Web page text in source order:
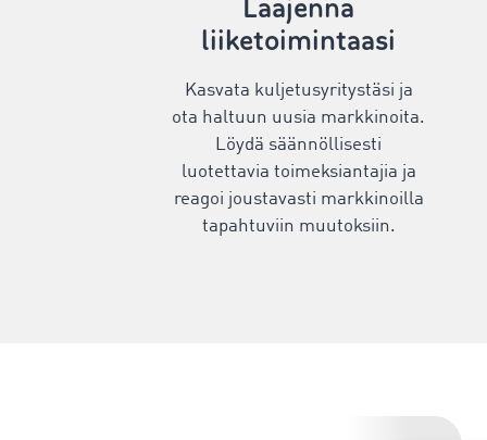
Laajenna
liiketoimintaasi
Kasvata kuljetusyritystäsi ja
ota haltuun uusia markkinoita.
Löydä säännöllisesti
luotettavia toimeksiantajia ja
reagoi joustavasti markkinoilla
tapahtuviin muutoksiin.